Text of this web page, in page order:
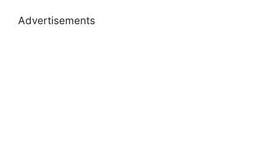
Advertisements